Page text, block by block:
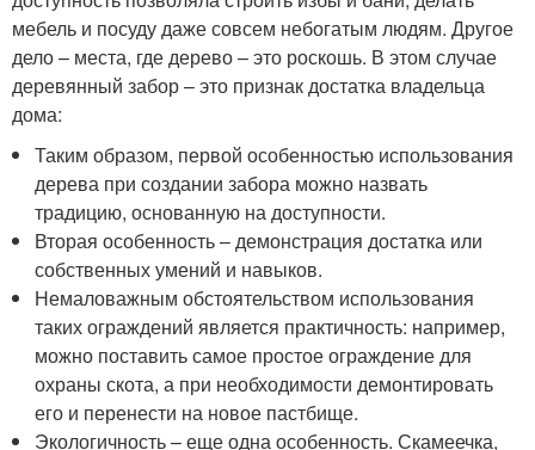
мебель и посуду даже совсем небогатым людям. Другое
дело – места, где дерево – это роскошь. В этом случае
деревянный забор – это признак достатка владельца
дома:
Таким образом, первой особенностью использования
дерева при создании забора можно назвать
традицию, основанную на доступности.
Вторая особенность – демонстрация достатка или
собственных умений и навыков.
Немаловажным обстоятельством использования
таких ограждений является практичность: например,
можно поставить самое простое ограждение для
охраны скота, а при необходимости демонтировать
его и перенести на новое пастбище.
Экологичность – еще одна особенность. Скамеечка,